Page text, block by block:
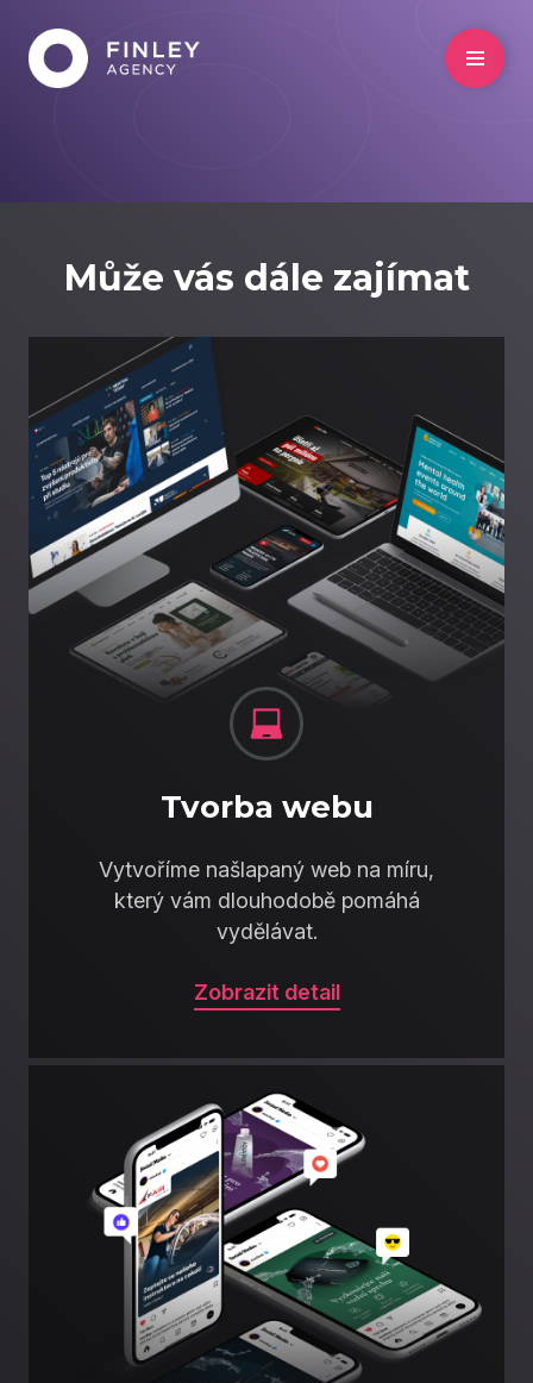
Může vás dále zajímat
Tvorba webu
Vytvoříme našlapaný web na míru,
který vám dlouhodobě pomáhá
vydělávat.
Zobrazit detail